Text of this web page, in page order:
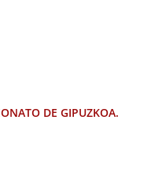
DE GIPUZKOA.